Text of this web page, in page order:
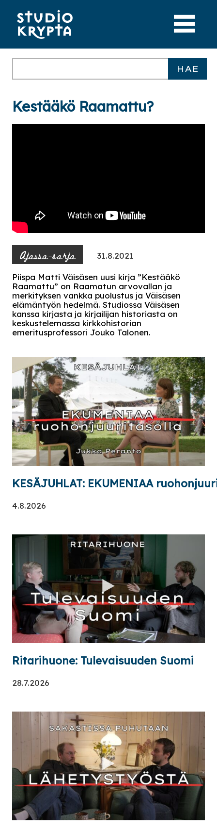
Kestääkö Raamattu?
Ajassa-sarja 31.8.2021
Piispa Matti Väisäsen uusi kirja ”Kestääkö
Raamattu” on Raamatun arvovallan ja
merkityksen vankka puolustus ja Väisäsen
elämäntyön hedelmä. Studiossa Väisäsen
kanssa kirjasta ja kirjailijan historiasta on
keskustelemassa kirkkohistorian
emeritusprofessori Jouko Talonen.
KESÄJUHLAT: EKUMENIAA
4.8.2026
Ritarihuone: Tulevaisuuden Suomi
28.7.2026